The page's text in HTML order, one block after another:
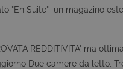
"En Suite" un magazino
REDDITIVITA' ma
Due camere da letto,